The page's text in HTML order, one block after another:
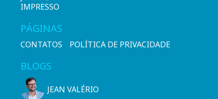
IMPRESSO
PÁGINAS
CONTATOS POLÍTICA DE PRIVACIDADE
BLOGS
JEAN VALÉRIO